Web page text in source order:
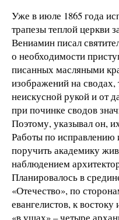
Уже в июле 1865 года
трапезы теплой церкви
Вениамин писал
о необходимости
писанных масляными
изображений на сводах,
неискусной рукой и от
при починке сводов
Поэтому, указывал он,
Работы по исправлению
поручить академику
наблюдением
Планировалось в
«Отечество», по
евангелистов, к